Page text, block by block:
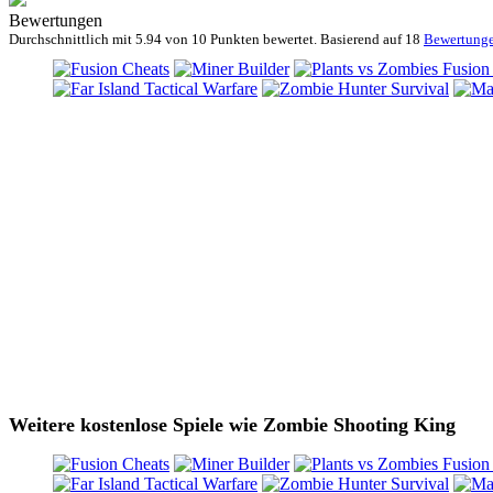
Bewertungen
Durchschnittlich mit 5.94 von 10 Punkten bewertet. Basierend auf 18
Weitere kostenlose Spiele wie Zombie Shooting King